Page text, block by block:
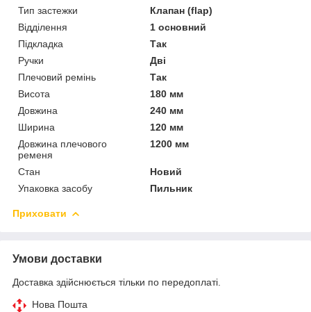
Тип застежки
Клапан (flap)
Відділення
1 основний
Підкладка
Так
Ручки
Дві
Плечовий ремінь
Так
Висота
180 мм
Довжина
240 мм
Ширина
120 мм
Довжина плечового
ременя
1200 мм
Стан
Новий
Упаковка засобу
Пильник
Приховати
Умови доставки
Доставка здійснюється тільки по передоплаті.
Нова Пошта